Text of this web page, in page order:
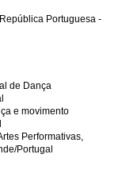
Portuguesa -
de Dança
e movimento
Performativas,
Portugal